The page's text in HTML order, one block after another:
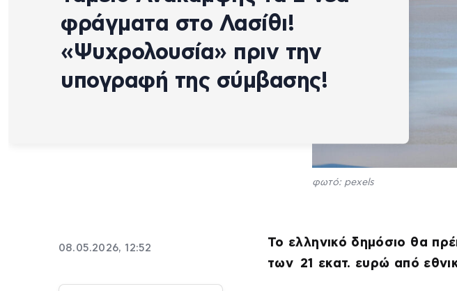
φράγματα στο Λασίθι!
«Ψυχρολουσία» πριν την
υπογραφή της σύμβασης!
φωτό: pexels
08.05.2026, 12:52
Το ελληνικό δημόσιο θα
των 21 εκατ. ευρώ από